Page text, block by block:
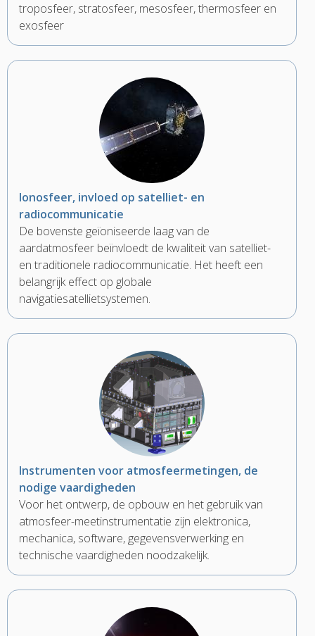
troposfeer, stratosfeer, mesosfeer, thermosfeer en
exosfeer
Ionosfeer, invloed op satelliet- en
radiocommunicatie
De bovenste geïoniseerde laag van de
aardatmosfeer beïnvloedt de kwaliteit van satelliet-
en traditionele radiocommunicatie. Het heeft een
belangrijk effect op globale
navigatiesatellietsystemen.
Instrumenten voor atmosfeermetingen, de
nodige vaardigheden
Voor het ontwerp, de opbouw en het gebruik van
atmosfeer-meetinstrumentatie zijn elektronica,
mechanica, software, gegevensverwerking en
technische vaardigheden noodzakelijk.